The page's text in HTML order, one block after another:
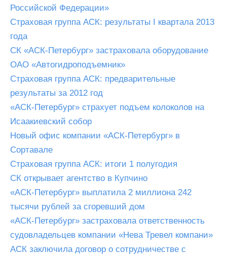
Российской Федерации»
Страховая группа АСК: результаты I квартала 2013
года
СК «АСК-Петербург» застраховала оборудование
ОАО «Автогидроподъемник»
Страховая группа АСК: предварительные
результаты за 2012 год
«АСК-Петербург» страхует подъем колоколов на
Исаакиевский собор
Новый офис компании «АСК-Петербург» в
Сортавале
Страховая группа АСК: итоги 1 полугодия
СК открывает агентство в Купчино
«АСК-Петербург» выплатила 2 миллиона 242
тысячи рублей за сгоревший дом
«АСК-Петербург» застраховала ответственность
судовладельцев компании «Нева Тревел компани»
АСК заключила договор о сотрудничестве с